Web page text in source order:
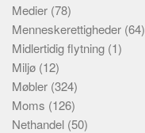
Medier (78)
Menneskerettigheder (64)
Midlertidig flytning (1)
Miljø (12)
Møbler (324)
Moms (126)
Nethandel (50)